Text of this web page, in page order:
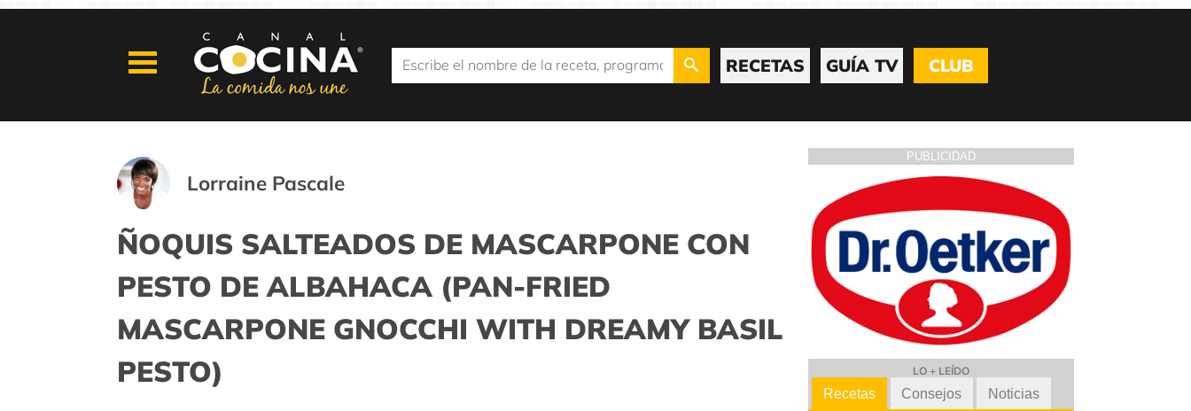
RECETAS GUÍA TV CLUB
Lorraine Pascale
ÑOQUIS SALTEADOS DE MASCARPONE CON
PESTO DE ALBAHACA (PAN-FRIED
MASCARPONE GNOCCHI WITH DREAMY BASIL
PESTO)
PUBLICIDAD
LO + LEÍDO
Recetas Consejos Noticias